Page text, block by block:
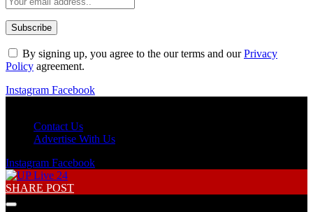
By signing up, you agree to the our terms and ourPrivacy
Policy agreement.
Instagram Facebook
Contact Us
Advertise With Us
Instagram Facebook
SHARE POST